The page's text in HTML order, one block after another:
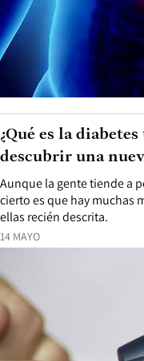
14 MAYO
Aunque la gente tiende a
cierto es que hay muchas
ellas recién descrita.
¿Qué es la
descubrir una